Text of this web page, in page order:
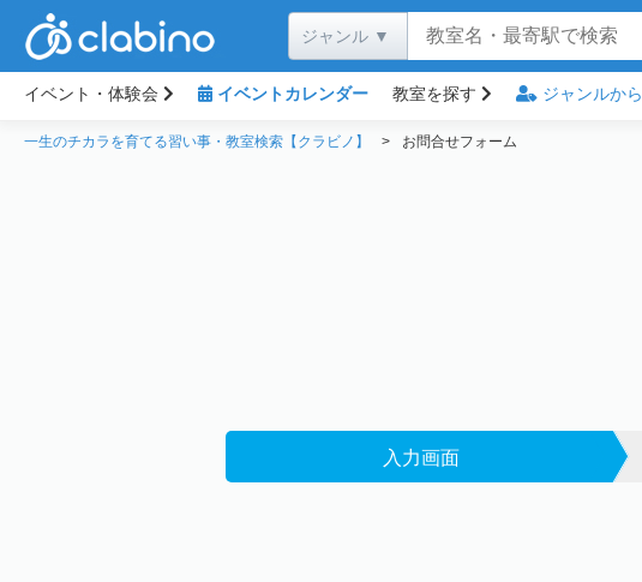
イベント・体験会 イベントカレンダー 教室を探す ジャンルから
一生のチカラを育てる習い事・教室検索【クラビノ】 お問合せフォーム
入力画面